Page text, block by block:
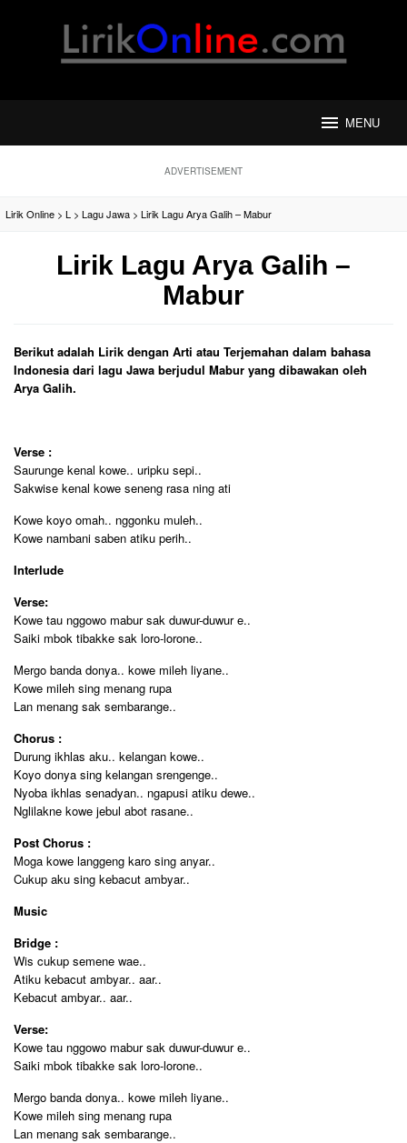
MENU
ADVERTISEMENT
Lirik Online > L > Lagu Jawa > Lirik Lagu Arya Galih – Mabur
Lirik Lagu Arya Galih –
Mabur
Berikut adalah Lirik dengan Arti atau Terjemahan dalam bahasa
Indonesia dari lagu Jawa berjudul Mabur yang dibawakan oleh
Arya Galih.
Verse :
Saurunge kenal kowe.. uripku sepi..
Sakwise kenal kowe seneng rasa ning ati
Kowe koyo omah.. nggonku muleh..
Kowe nambani saben atiku perih..
Interlude
Verse:
Kowe tau nggowo mabur sak duwur-duwur e..
Saiki mbok tibakke sak loro-lorone..
Mergo banda donya.. kowe mileh liyane..
Kowe mileh sing menang rupa
Lan menang sak sembarange..
Chorus :
Durung ikhlas aku.. kelangan kowe..
Koyo donya sing kelangan srengenge..
Nyoba ikhlas senadyan.. ngapusi atiku dewe..
Nglilakne kowe jebul abot rasane..
Post Chorus :
Moga kowe langgeng karo sing anyar..
Cukup aku sing kebacut ambyar..
Music
Bridge :
Wis cukup semene wae..
Atiku kebacut ambyar.. aar..
Kebacut ambyar.. aar..
Verse:
Kowe tau nggowo mabur sak duwur-duwur e..
Saiki mbok tibakke sak loro-lorone..
Mergo banda donya.. kowe mileh liyane..
Kowe mileh sing menang rupa
Lan menang sak sembarange..